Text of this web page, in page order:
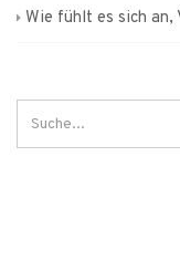
Wie fühlt es sich an,